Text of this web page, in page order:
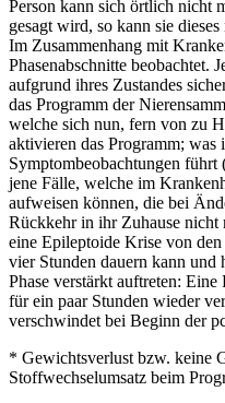
Person kann sich örtlich nicht
gesagt wird, so kann sie
Im Zusammenhang mit
Phasenabschnitte beobachtet.
aufgrund ihres Zustandes
das Programm der
welche sich nun, fern von zu
aktivieren das Programm; was
Symptombeobachtungen führt
jene Fälle, welche im
aufweisen können, die bei
Rückkehr in ihr Zuhause nicht
eine Epileptoide Krise von
vier Stunden dauern kann und
Phase verstärkt auftreten:
für ein paar Stunden wieder
verschwindet bei Beginn der
* Gewichtsverlust bzw. keine
Stoffwechselumsatz beim